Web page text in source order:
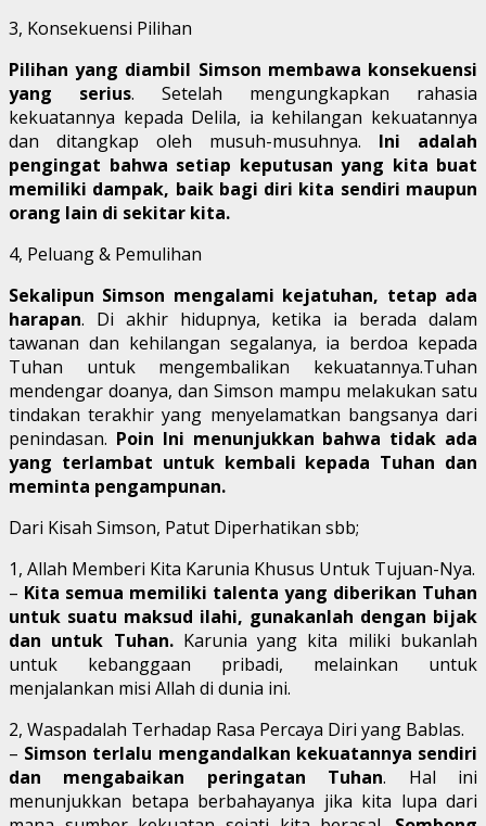
3, Konsekuensi Pilihan
Pilihan yang diambil Simson membawa konsekuensi
yang serius. Setelah mengungkapkan rahasia
kekuatannya kepada Delila, ia kehilangan kekuatannya
dan ditangkap oleh musuh-musuhnya. Ini adalah
pengingat bahwa setiap keputusan yang kita buat
memiliki dampak, baik bagi diri kita sendiri maupun
orang lain di sekitar kita.
4, Peluang & Pemulihan
Sekalipun Simson mengalami kejatuhan, tetap ada
harapan. Di akhir hidupnya, ketika ia berada dalam
tawanan dan kehilangan segalanya, ia berdoa kepada
Tuhan untuk mengembalikan kekuatannya.Tuhan
mendengar doanya, dan Simson mampu melakukan satu
tindakan terakhir yang menyelamatkan bangsanya dari
penindasan. Poin Ini menunjukkan bahwa tidak ada
yang terlambat untuk kembali kepada Tuhan dan
meminta pengampunan.
Dari Kisah Simson, Patut Diperhatikan sbb;
1, Allah Memberi Kita Karunia Khusus Untuk Tujuan-Nya.
– Kita semua memiliki talenta yang diberikan Tuhan
untuk suatu maksud ilahi, gunakanlah dengan bijak
dan untuk Tuhan.Karunia yang kita miliki bukanlah
untuk kebanggaan pribadi, melainkan untuk
menjalankan misi Allah di dunia ini.
2, Waspadalah Terhadap Rasa Percaya Diri yang Bablas.
– Simson terlalu mengandalkan kekuatannya sendiri
dan mengabaikan peringatan Tuhan. Hal ini
menunjukkan betapa berbahayanya jika kita lupa dari